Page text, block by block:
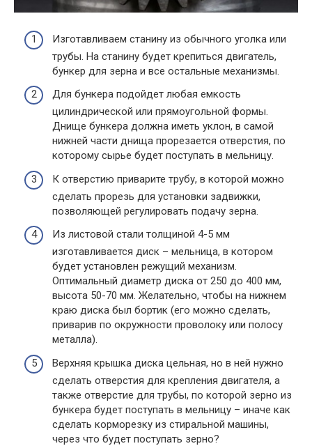
Изготавливаем станину из обычного уголка или
трубы. На станину будет крепиться двигатель,
бункер для зерна и все остальные механизмы.
Для бункера подойдет любая емкость
цилиндрической или прямоугольной формы.
Днище бункера должна иметь уклон, в самой
нижней части днища прорезается отверстия, по
которому сырье будет поступать в мельницу.
К отверстию приварите трубу, в которой можно
сделать прорезь для установки задвижки,
позволяющей регулировать подачу зерна.
Из листовой стали толщиной 4-5 мм
изготавливается диск – мельница, в котором
будет установлен режущий механизм.
Оптимальный диаметр диска от 250 до 400 мм,
высота 50-70 мм. Желательно, чтобы на нижнем
краю диска был бортик (его можно сделать,
приварив по окружности проволоку или полосу
металла).
Верхняя крышка диска цельная, но в ней нужно
сделать отверстия для крепления двигателя, а
также отверстие для трубы, по которой зерно из
бункера будет поступать в мельницу – иначе как
сделать корморезку из стиральной машины,
через что будет поступать зерно?